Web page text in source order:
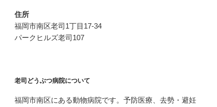
住所
福岡市南区老司1丁目17-34
パークヒルズ老司107
老司どうぶつ病院について
福岡市南区にある動物病院です。予防医療、去勢・避妊